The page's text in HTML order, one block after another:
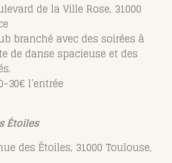
de la Ville Rose, 31000
branché avec des soirées à
de danse spacieuse et des
30€ l’entrée
Étoiles
des Étoiles, 31000 Toulouse,